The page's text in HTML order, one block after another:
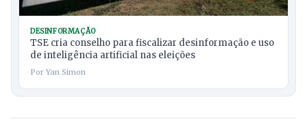
DESINFORMAÇÃO
TSE cria conselho para fiscalizar desinformação e uso
de inteligência artificial nas eleições
Por Yan Simon